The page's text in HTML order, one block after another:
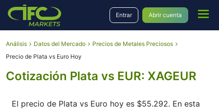
Entrar Abrir cuenta
Análisis Datos del Mercado
Precios de Metales Preciosos
Precio de Plata vs Euro Hoy
Cotización Plata vs EUR: XAGEUR
El precio de Plata vs Euro hoy es $55.292. En esta